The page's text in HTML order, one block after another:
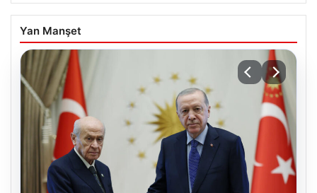
Yan Manşet